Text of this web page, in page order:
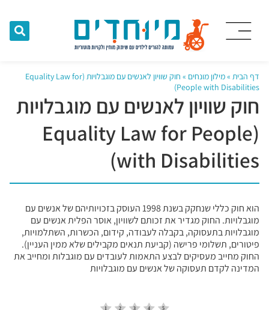
דף הבית »מילון מונחים »
חוק שוויון לאנשים עם מוגבלויות (Equality Law for
People with Disabilities)
חוק שוויון לאנשים עם מוגבלויות
(Equality Law for People
with Disabilities)
הוא חוק כללי שנחקק בשנת 1998 העוסק בזכויותיהם של אנשים עם
מוגבלויות. החוק מגדיר את זכותם לשוויון, אוסר הפלית אנשים עם
מוגבלויות בתעסוקה, בקבלה לעבודה, קידום, הכשרות, השתלמויות,
פיטורים, תשלומי פרישה (קביעת תנאים מקבילים שלא ממין העניין).
החוק מחייב מעסיקים לבצע התאמות לעובדים עם מוגבלות ומחייב את
המדינה לקדם תעסוקה של אנשים עם מוגבלויות